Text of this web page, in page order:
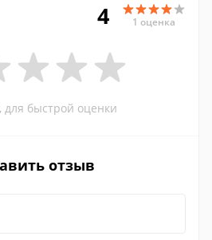
4 1 оценка
для быстрой оценки
отзыв